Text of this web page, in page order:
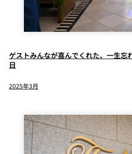
ゲストみんなが喜んでくれた、一生忘
日
2025年3月